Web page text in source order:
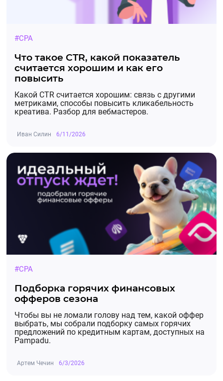
#CPA
Что такое CTR, какой показатель
считается хорошим и как его
повысить
Какой CTR считается хорошим: связь с другими
метриками, способы повысить кликабельность
креатива. Разбор для вебмастеров.
Иван Силин 6/11/2026
#CPA
Подборка горячих финансовых
офферов сезона
Чтобы вы не ломали голову над тем, какой оффер
выбрать, мы собрали подборку самых горячих
предложений по кредитным картам, доступных на
Pampadu.
Артем Чечин 6/3/2026